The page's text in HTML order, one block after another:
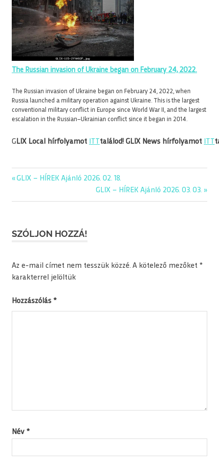
The Russian invasion of Ukraine began on February 24, 2022.
The Russian invasion of Ukraine began on February 24, 2022, when
Russia launched a military operation against Ukraine. This is the largest
conventional military conflict in Europe since World War II, and the largest
escalation in the Russian–Ukrainian conflict since it began in 2014.
GLIX Local hírfolyamot ITT találod! GLIX News hírfolyamot ITT
Bejegyzés
navigáció
Previous
GLIX – HÍREK Ajánló 2026. 02. 18.
Next
Post:
GLIX – HÍREK Ajánló 2026. 03. 03.
SZÓLJON HOZZÁ!
Az e-mail címet nem tesszük közzé. A kötelező mezőket *
karakterrel jelöltük
Hozzászólás *
Név *